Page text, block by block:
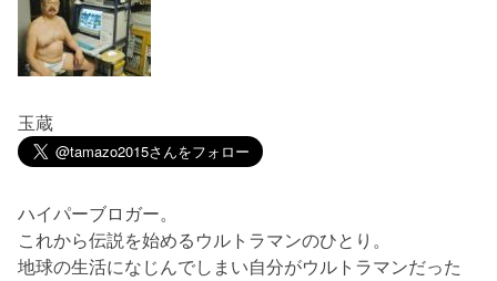
玉蔵
ハイパーブロガー。
これから伝説を始めるウルトラマンのひとり。
地球の生活になじんでしまい自分がウルトラマンだった